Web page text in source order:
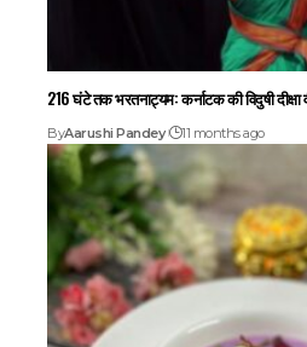
216 घंटे तक भरतनाट्यम: कर्नाटक की विदुषी दीक्षा
ByAarushi Pandey 11 months ago